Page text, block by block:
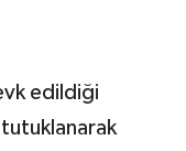
edildiği